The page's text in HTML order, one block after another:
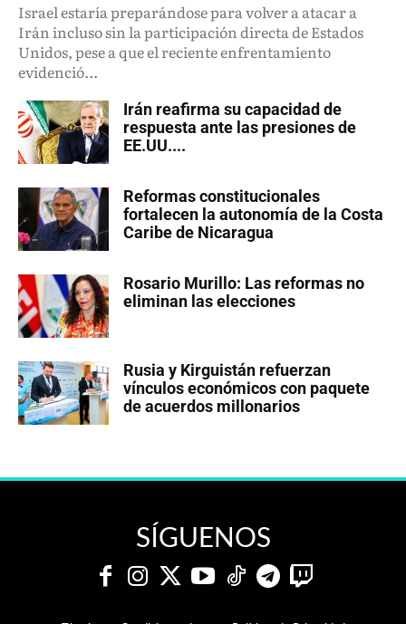
Israel estaría preparándose para volver a atacar a
Irán incluso sin la participación directa de Estados
Unidos, pese a que el reciente enfrentamiento
evidenció...
Irán reafirma su capacidad de
respuesta ante las presiones de
EE.UU....
Reformas constitucionales
fortalecen la autonomía de la Costa
Caribe de Nicaragua
Rosario Murillo: Las reformas no
eliminan las elecciones
Rusia y Kirguistán refuerzan
vínculos económicos con paquete
de acuerdos millonarios
SÍGUENOS